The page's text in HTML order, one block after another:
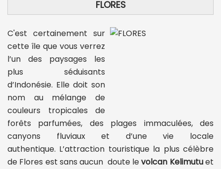
FLORES
C'est certainement sur
cette île que vous verrez
l’un des paysages les
plus séduisants
d’Indonésie. Elle doit son
nom au mélange de
couleurs tropicales de
forêts parfumées, des plages immaculées, des
canyons fluviaux et d’une vie locale
authentique. L’attraction touristique la plus célèbre
de Flores est sans aucun doute levolcan Kelimutuet